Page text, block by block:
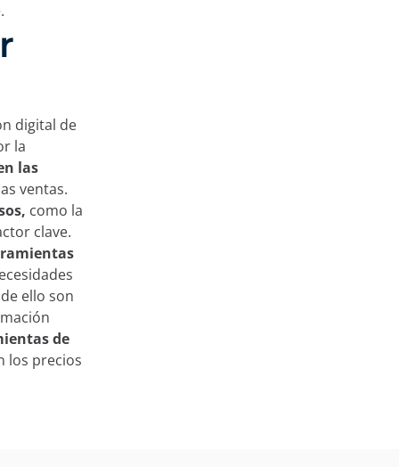
digital de
la
las
ventas.
como la
clave.
ello son
de
los precios